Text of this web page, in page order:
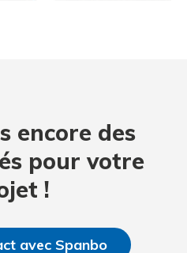
encore des
pour votre
!
avec Spanbo